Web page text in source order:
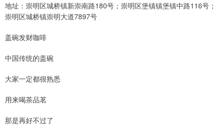
地址：崇明区城桥镇新崇南路180号；崇明区堡镇镇堡镇中路116号；
崇明区城桥镇崇明大道7897号
盖碗发财咖啡
中国传统的盖碗
大家一定都很熟悉
用来喝茶品茗
那是再好不过了